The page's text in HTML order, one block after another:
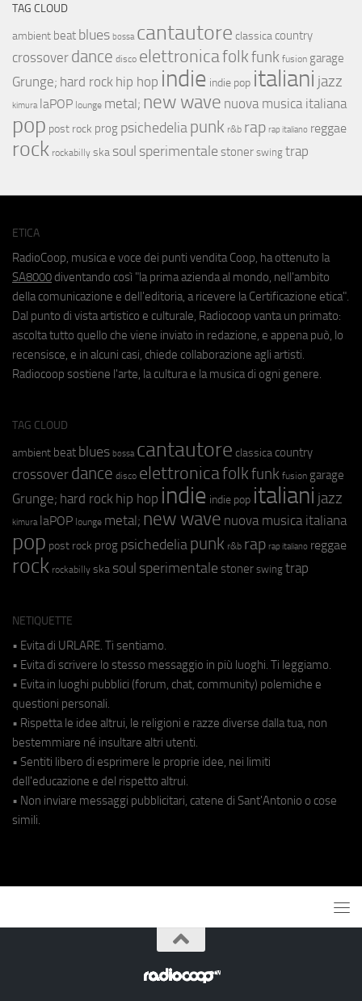
TAG CLOUD
ambient beat blues bossa cantautore classica country
crossover dance disco elettronicafolkfunk fusion garage
Grunge; hard rock hip hop indie indie pop italiani jazz
kimura laPOP lounge metal; new wave nuova musica italiana
pop post rock prog psichedeliapunk r&b rap rap italiano reggae
rock rockabilly ska soul sperimentale stoner swing trap
ETICA
RadioCoop, musica e voce dei punti vendita Coop, ha ottenuto la
SA8000 diventando così "la prima azienda al mondo, nell'ambito
della comunicazione e dell'editoria, a ricevere la Certificazione etica".
Dal punto di vista artistico e culturale, Radiocoop vanta un primato:
ascolta tutto quello che viene inviato in redazione, e appena può, lo
recensisce, e in alcuni casi, chiede collaborazione agli artisti.
Radiocoop sostiene l'arte, la cultura e la musica di ogni genere.
TAG CLOUD
ambient beat blues bossa cantautore classica country
crossover dance disco elettronicafolkfunk fusion garage
Grunge; hard rock hip hop indie indie pop italiani jazz
kimura laPOP lounge metal; new wave nuova musica italiana
pop post rock prog psichedeliapunk r&b rap rap italiano reggae
rock rockabilly ska soul sperimentale stoner swing trap
NETIQUETTE
• Evita di URLARE. Ti sentiamo.
• Evita di scrivere lo stesso messaggio in più luoghi. Ti leggiamo.
• Evita in luoghi pubblici (forum, chat, community) polemiche e
questioni personali.
• Rispetta le idee altrui, le religioni e razze diverse dalla tua, non
bestemmiare né insultare altri utenti.
• Sentiti libero di esprimere le proprie idee, nei limiti
dell'educazione e del rispetto altrui.
• Non inviare messaggi pubblicitari, catene di Sant'Antonio o cose
simili.